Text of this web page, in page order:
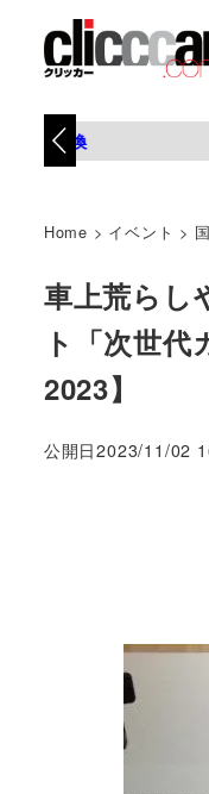
タイヤ交換
Home > イベント >
車上荒らし
ト「次世
2023】
公開日2023/11/02